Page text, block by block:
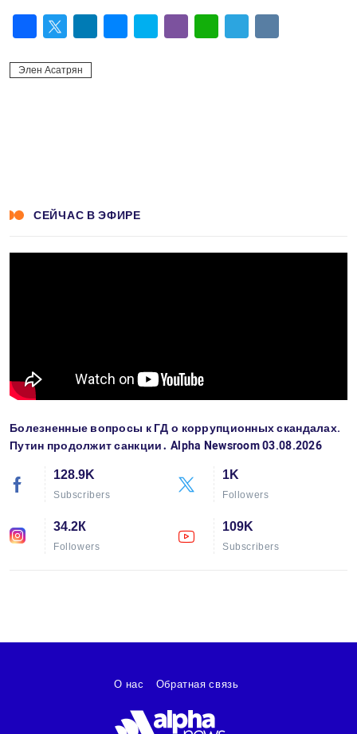
Элен Асатрян
СЕЙЧАС В ЭФИРЕ
Болезненные вопросы к ГД о коррупционных скандалах.
Путин продолжит санкции․ Alpha Newsroom 03.08.2026
128.9K
Subscribers
1K
Followers
34.2К
Followers
109K
Subscribers
О нас Обратная связь